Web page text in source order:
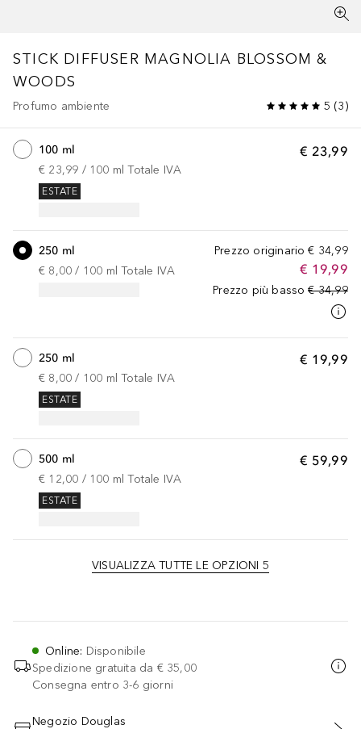
STICK DIFFUSER MAGNOLIA BLOSSOM &
WOODS
Profumo ambiente 5 (3)
€ 23,99
100 ml
€ 23,99 / 100 ml Totale IVA
ESTATE
Prezzo originario € 34,99
€ 19,99
Prezzo più basso € 34,99
250 ml
€ 8,00 / 100 ml Totale IVA
€ 19,99
250 ml
€ 8,00 / 100 ml Totale IVA
ESTATE
€ 59,99
500 ml
€ 12,00 / 100 ml Totale IVA
ESTATE
VISUALIZZA TUTTE LE OPZIONI 5
Online: Disponibile
Spedizione gratuita da € 35,00
Consegna entro 3-6 giorni
Negozio Douglas